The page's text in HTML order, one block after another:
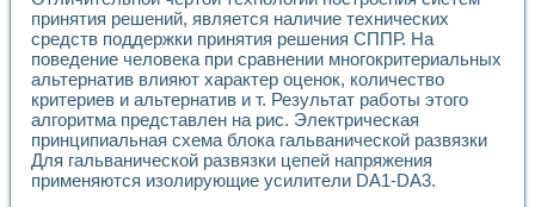
Обратный маятник
Устройство для изучения основ интерфейсов обмена по
Лабораторный практикум: изучение адиабатического
Стенд для исследования электрических переходных
Система статистической обработки результатов
Автоматизация лазерно-плазменных измерений с
Модельно-измерительный комплекс. Назначение. Состав.
Использование технологий NATIONAL INSTRUMENTS
принятия решений, является наличие технических
средств поддержки принятия решения СППР. На
поведение человека при сравнении многокритериальных
альтернатив влияют характер оценок, количество
критериев и альтернатив и т. Результат работы этого
алгоритма представлен на рис. Электрическая
принципиальная схема блока гальванической развязки
Для гальванической развязки цепей напряжения
применяются изолирующие усилители DA1-DA3.